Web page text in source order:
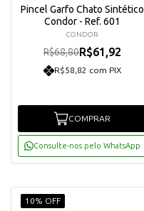
Pincel Garfo Chato Sintético
Condor - Ref. 601
CONDOR
R$68,80R$61,92
R$58,82 com PIX
COMPRAR
Consulte-nos pelo WhatsApp
10% OFF